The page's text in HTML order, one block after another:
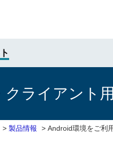
ライアント用
> 製品情報 > Android環境をご利